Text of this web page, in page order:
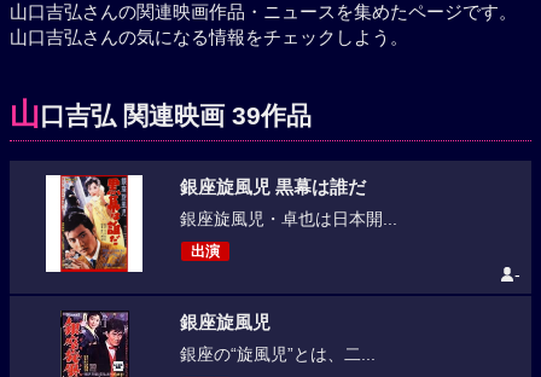
山口吉弘さんの関連映画作品・ニュースを集めたページです。
山口吉弘さんの気になる情報をチェックしよう。
山口吉弘 関連映画 39作品
銀座旋風児 黒幕は誰だ
銀座旋風児・卓也は日本開...
出演
-
銀座旋風児
銀座の“旋風児”とは、二...